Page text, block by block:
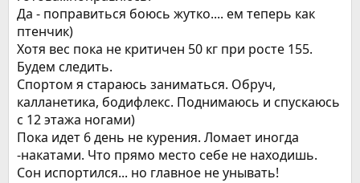
Да - поправиться боюсь жутко.... ем теперь как
птенчик)
Хотя вес пока не критичен 50 кг при росте 155.
Будем следить.
Спортом я стараюсь заниматься. Обруч,
калланетика, бодифлекс. Поднимаюсь и спускаюсь
с 12 этажа ногами)
Пока идет 6 день не курения. Ломает иногда
-накатами. Что прямо место себе не находишь.
Сон испортился... но главное не унывать!